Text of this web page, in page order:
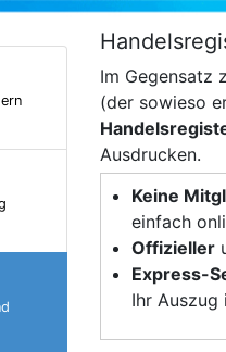
Im Gegensatz
(der sowieso
Ausdrucken.
Keine
einfach
Offizieller
Express-
Ihr Auszug